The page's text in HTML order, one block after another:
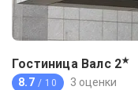
Гостиница Валс 2★
8.7 / 10 3 оценки